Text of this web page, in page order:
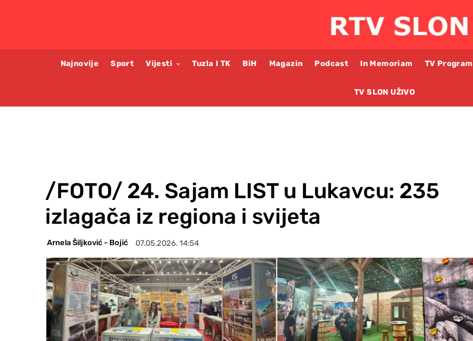
Najnovije Sport Vijesti Tuzla I TK BiH Magazin Podcast In Memoriam TV Program
TV SLON UŽIVO
/FOTO/ 24. Sajam LIST u Lukavcu: 235
izlagača iz regiona i svijeta
Arnela Šiljković - Bojić 07.05.2026. 14:54